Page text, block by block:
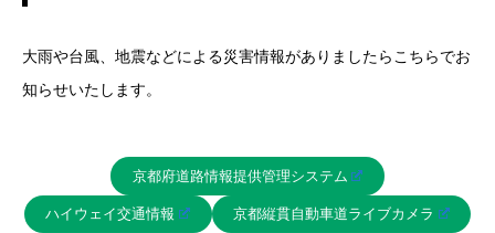
大雨や台風、地震などによる災害情報がありましたらこちらでお
知らせいたします。
京都府道路情報提供管理システム
ハイウェイ交通情報 京都縦貫自動車道ライブカメラ